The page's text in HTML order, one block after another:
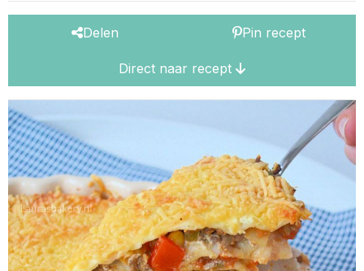
Delen Pin recept
Direct naar recept